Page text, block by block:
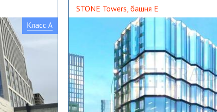
Класс A
STONE Towers, башня Е